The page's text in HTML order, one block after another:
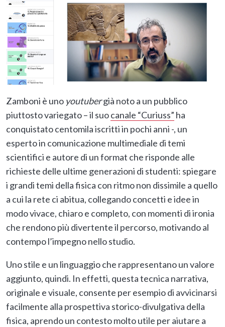
Zamboni è uno youtubergià noto a un pubblico
piuttosto variegato – il suocanale “Curiuss” ha
conquistato centomila iscritti in pochi anni -, un
esperto in comunicazione multimediale di temi
scientifici e autore di un format che risponde alle
richieste delle ultime generazioni di studenti: spiegare
i grandi temi della fisica con ritmo non dissimile a quello
a cui la rete ci abitua, collegando concetti e idee in
modo vivace, chiaro e completo, con momenti di ironia
che rendono più divertente il percorso, motivando al
contempo l’impegno nello studio.
Uno stile e un linguaggio che rappresentano un valore
aggiunto, quindi. In effetti, questa tecnica narrativa,
originale e visuale, consente per esempio di avvicinarsi
facilmente alla prospettiva storico-divulgativa della
fisica, aprendo un contesto molto utile per aiutare a